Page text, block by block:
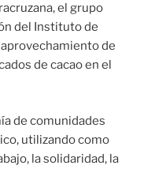
el grupo
del Instituto de
de
de cacao en el
de comunidades
utilizando como
la solidaridad, la